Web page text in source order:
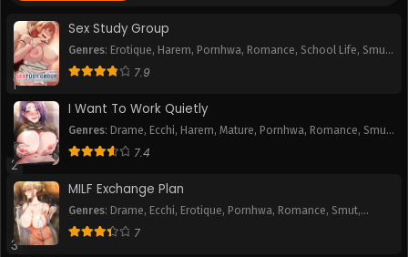
January 30, 2026
Chapitre 62
January 30, 2026
Chapitre 61
Chapitre 60
January 30, 2026 January 30, 2026
January 30, 2026
Chapitre 56
January 30, 2026
1
Sex Study Group
Genres: Erotique, Harem, Pornhwa, Romance, School Life, Smut,
Webtoon
7.9
2
I Want To Work Quietly
Genres: Drame, Ecchi, Harem, Mature, Pornhwa, Romance, Smut,
Webtoon
7.4
3
MILF Exchange Plan
Genres: Drame, Ecchi, Erotique, Pornhwa, Romance, Smut,
Webtoon
7